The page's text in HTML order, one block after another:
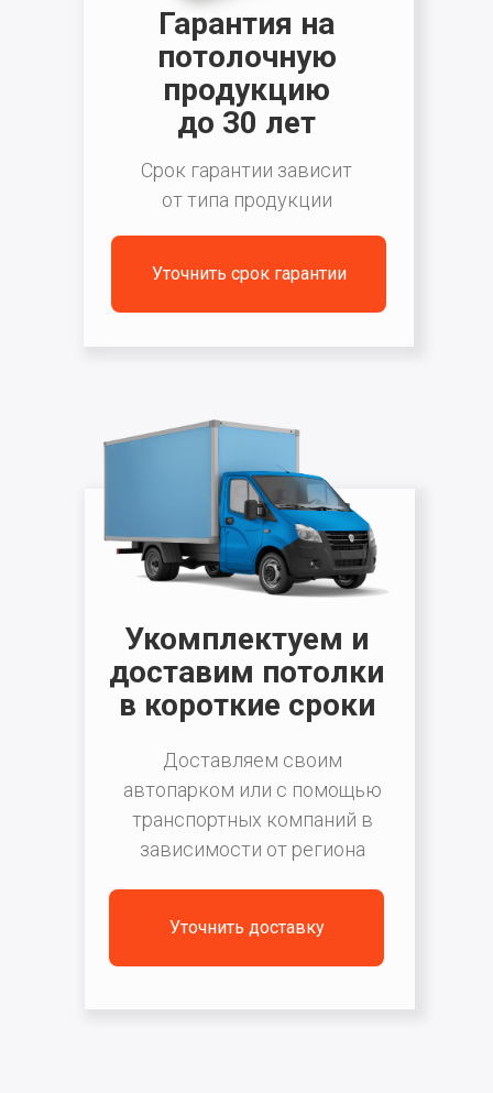
Гарантия на
потолочную
продукцию
до 30 лет
Срок гарантии зависит
от типа продукции
Уточнить срок гарантии
Укомплектуем и
доставим потолки
в короткие сроки
Доставляем своим
автопарком или с помощью
транспортных компаний в
зависимости от региона
Уточнить доставку